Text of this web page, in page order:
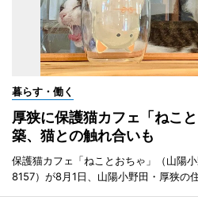
暮らす・働く
厚狭に保護猫カフェ「ねこ
築、猫との触れ合いも
保護猫カフェ「ねことおちゃ」（山陽
8157）が8月1日、山陽小野田・厚狭の